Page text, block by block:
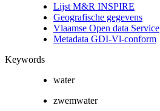
Lijst M&R INSPIRE
Geografische gegevens
Vlaamse Open data Service
Metadata GDI-Vl-conform
Keywords
water
zwemwater